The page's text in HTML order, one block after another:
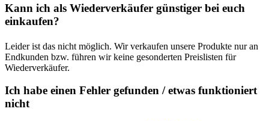
Kann ich als Wiederverkäufer günstiger bei euch
einkaufen?
Leider ist das nicht möglich. Wir verkaufen unsere Produkte nur an
Endkunden bzw. führen wir keine gesonderten Preislisten für
Wiederverkäufer.
Ich habe einen Fehler gefunden / etwas funktioniert
nicht